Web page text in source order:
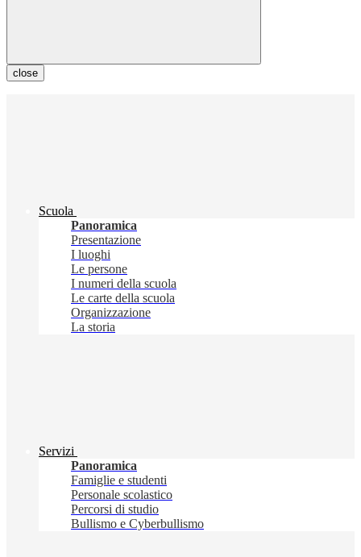
close
Scuola
Panoramica
Presentazione
I luoghi
Le persone
I numeri della scuola
Le carte della scuola
Organizzazione
La storia
Servizi
Panoramica
Famiglie e studenti
Personale scolastico
Percorsi di studio
Bullismo e Cyberbullismo